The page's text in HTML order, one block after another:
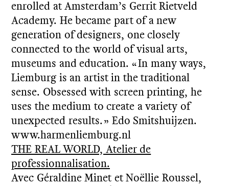
enrolled at Amsterdam’s Gerrit Rietveld
Academy. He became part of a new
generation of designers, one closely
connected to the world of visual arts,
museums and education. « In many ways,
Liemburg is an artist in the traditional
sense. Obsessed with screen printing, he
uses the medium to create a variety of
unexpected results. » Edo Smitshuijzen.
www.harmenliemburg.nl
THE REAL WORLD, Atelier de
professionnalisation.
Avec Géraldine Minet et Noëllie Roussel,